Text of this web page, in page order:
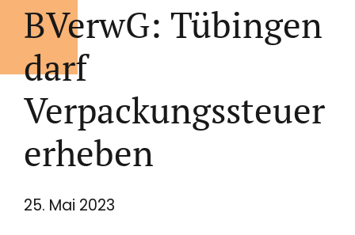
BVerwG: Tübingen
darf
Verpackungssteuer
erheben
25. Mai 2023